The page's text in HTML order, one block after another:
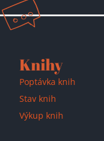
Knihy
Poptávka knih
Stav knih
Výkup knih